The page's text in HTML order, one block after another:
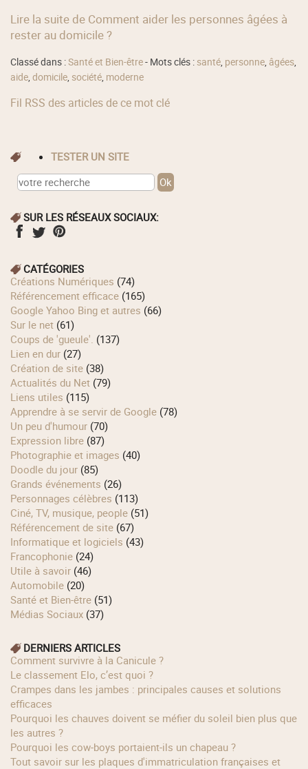
Lire la suite de Comment aider les personnes âgées à
rester au domicile ?
Classé dans :Santé et Bien-être- Mots clés : santé, personne, âgées,
aide,domicile, société, moderne
Fil RSS des articles de ce mot clé
TESTER UN SITE
SUR LES RÉSEAUX SOCIAUX:
CATÉGORIES
Créations Numériques (74)
Référencement efficace (165)
Google Yahoo Bing et autres (66)
Sur le net (61)
Coups de 'gueule'. (137)
Lien en dur (27)
Création de site (38)
Actualités du Net (79)
Liens utiles (115)
Apprendre à se servir de Google (78)
Un peu d'humour (70)
Expression libre (87)
Photographie et images (40)
Doodle du jour (85)
Grands événements (26)
Personnages célèbres (113)
Ciné, TV, musique, people (51)
Référencement de site (67)
Informatique et logiciels (43)
Francophonie (24)
Utile à savoir (46)
Automobile (20)
Santé et Bien-être (51)
Médias Sociaux (37)
DERNIERS ARTICLES
Comment survivre à la Canicule ?
Le classement Elo, c’est quoi ?
Crampes dans les jambes : principales causes et solutions
efficaces
Pourquoi les chauves doivent se méfier du soleil bien plus que
les autres ?
Pourquoi les cow‑boys portaient‑ils un chapeau ?
Tout savoir sur les plaques d'immatriculation françaises et